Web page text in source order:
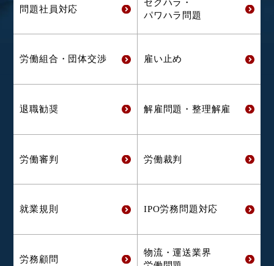
問題社員対応
セクハラ・
パワハラ問題
労働組合・ 団体交渉 雇い止め
退職勧奨 解雇問題・ 整理解雇
労働審判 労働裁判
就業規則 IPO労務問題対応
労務顧問
物流・運送業界